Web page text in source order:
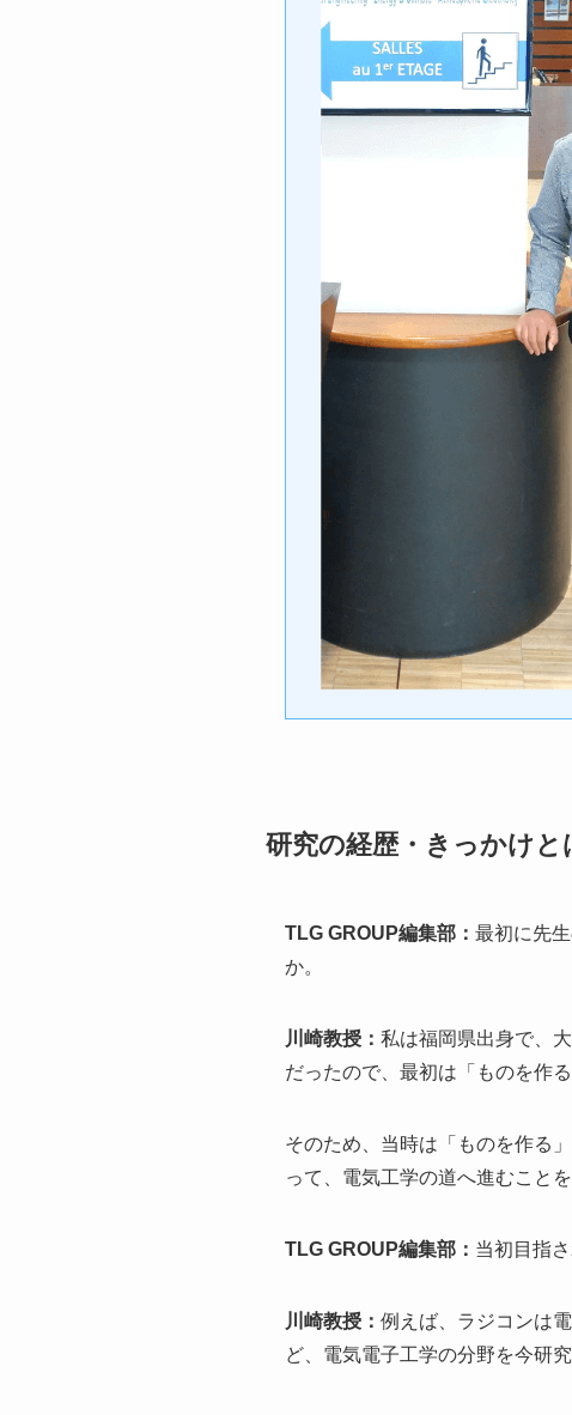
研究の経歴・きっかけと
TLG GROUP編集部： 最初に先
か。
川崎教授： 私は福岡県出身で、
だったので、最初は「ものを作
そのため、当時は「ものを作る
って、電気工学の道へ進むことを
TLG GROUP編集部： 当初目指
川崎教授： 例えば、ラジコンは
ど、電気電子工学の分野を今研